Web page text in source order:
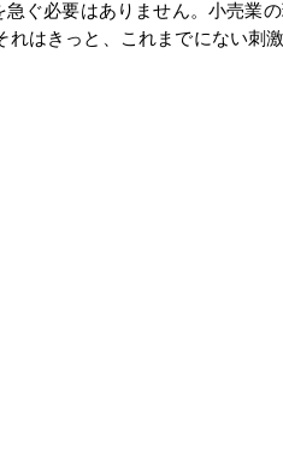
ぐ必要はありません。小売業
はきっと、これまでにない刺